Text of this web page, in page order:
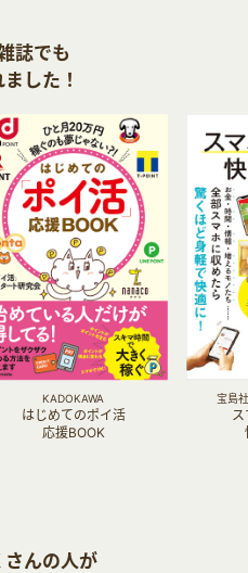
誌でも
した！
KADOKAWA
はじめてのポイ活
応援BOOK
宝島
さんの人が